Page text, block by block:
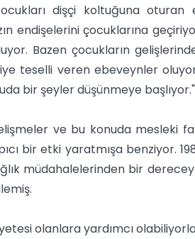
dişçi koltuğuna
endişelerini çocuklarına
Bazen çocukların
teselli veren ebeveynler
bir şeyler düşünmeye başlıyor."
ve bu konuda mesleki
bir etki yaratmışa benziyor.
müdahalelerinden bir
olanlara yardımcı